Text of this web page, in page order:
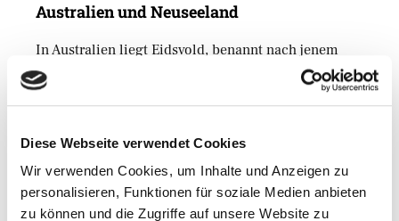
Diese Webseite verwendet Cookies
Wir verwenden Cookies, um Inhalte und Anzeigen zu
personalisieren, Funktionen für soziale Medien anbieten
zu können und die Zugriffe auf unsere Website zu
Australien und Neuseeland
In Australien liegt Eidsvold, benannt nach jenem
Ort, in dem die norwegische Verfassung
verabschiedet wurde. Teil der Gemeinde ist auch das
einem Larviker Ortsteil und der Landstrich
Queensland erhielt seinenNamen nach den Archer-
Brüdern aus Larvik. Diese ersannen auch die